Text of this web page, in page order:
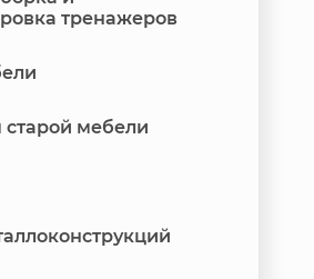
тренажеров
старой мебели